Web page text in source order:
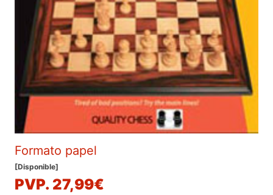
Formato papel
[Disponible]
PVP. 27,99€